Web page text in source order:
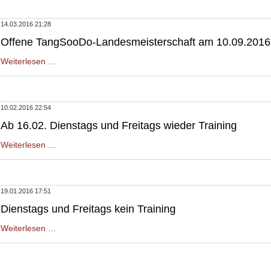
den
14.03.2016 21:28
Offene TangSooDo-Landesmeisterschaft am 10.09.2016
Weiterlesen …
TangSooDo-
am
10.02.2016 22:54
Ab 16.02. Dienstags und Freitags wieder Training
Weiterlesen …
16.02.
und
wieder
19.01.2016 17:51
Dienstags und Freitags kein Training
Weiterlesen …
und